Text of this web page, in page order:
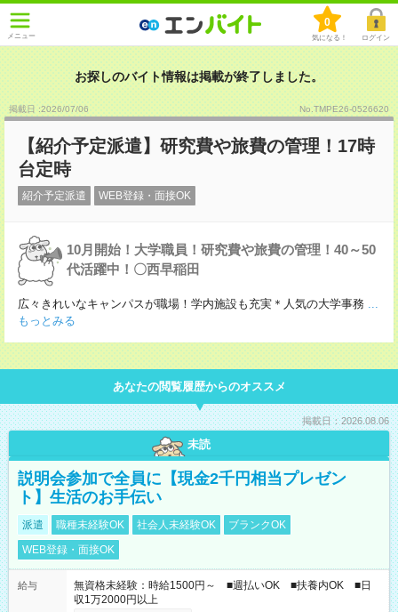
メニュー
0
気になる！ ログイン
お探しのバイト情報は掲載が終了しました。
掲載日 :2026/07/06 No.TMPE26-0526620
【紹介予定派遣】研究費や旅費の管理！17時
台定時
紹介予定派遣 WEB登録・面接OK
10月開始！大学職員！研究費や旅費の管理！40～50
代活躍中！〇西早稲田
広々きれいなキャンパスが職場！学内施設も充実＊人気の大学事務 ...
もっとみる
あなたの閲覧履歴からのオススメ
掲載日：2026.08.06
未読
説明会参加で全員に【現金2千円相当プレゼン
ト】生活のお手伝い
派遣 職種未経験OK 社会人未経験OK
ブランクOK
WEB登録・面接OK
給与
無資格未経験：時給1500円～ ■週払いOK ■扶養内OK ■日
収1万2000円以上